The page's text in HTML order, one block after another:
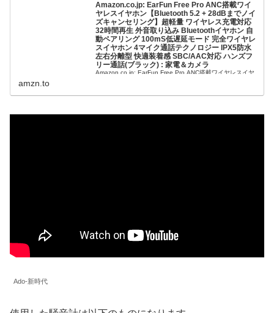
Amazon.co.jp: EarFun Free Pro ANC搭載ワイ
ヤレスイヤホン【Bluetooth 5.2 + 28dBまでノイ
ズキャンセリング】超軽量 ワイヤレス充電対応
32時間再生 外音取り込み Bluetoothイヤホン 自
動ペアリング 100mS低遅延モード 完全ワイヤレ
スイヤホン 4マイク通話テクノロジー IPX5防水
左右分離型 快適装着感 SBC/AAC対応 ハンズフ
リー通話(ブラック) : 家電＆カメラ
Amazon.co.jp: EarFun Free Pro ANC搭載ワイヤレスイヤ
amzn.to
Ado-新時代